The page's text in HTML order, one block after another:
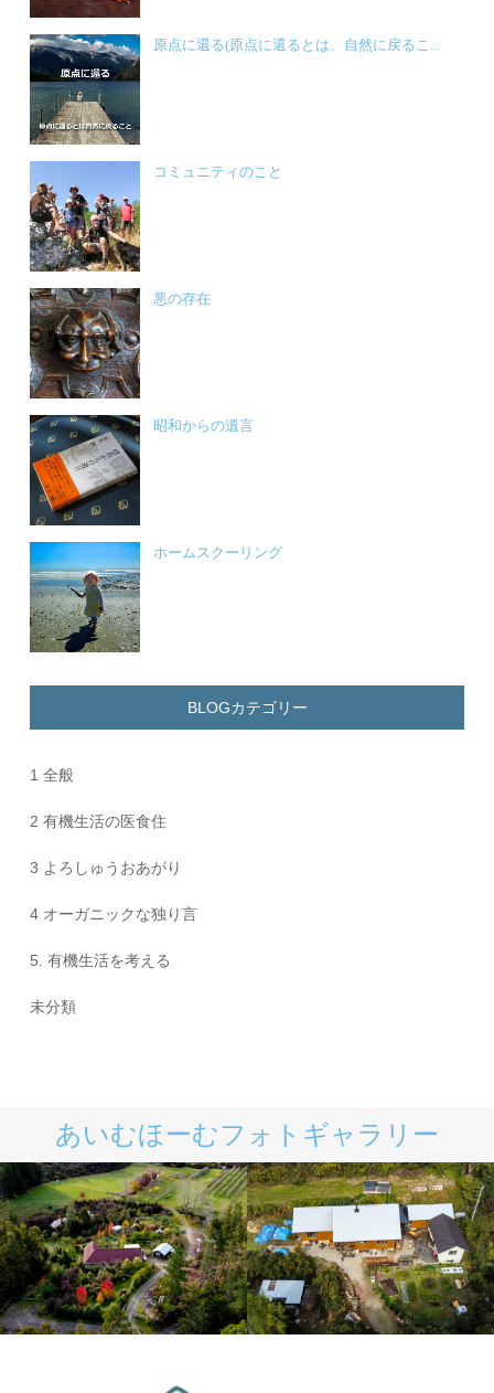
原点に還る(原点に還るとは、自然に戻るこ...
コミュニティのこと
悪の存在
昭和からの遺言
ホームスクーリング
BLOGカテゴリー
1 全般
2 有機生活の医食住
3 よろしゅうおあがり
4 オーガニックな独り言
5. 有機生活を考える
未分類
あいむほーむフォトギャラリー
あいむほーむNZ あいむほーむ